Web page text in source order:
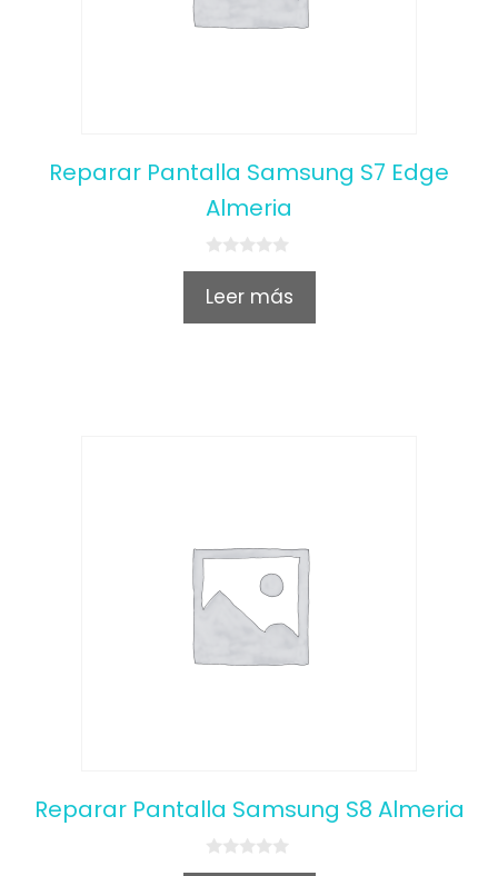
Reparar Pantalla Samsung S7 Edge
Almeria
0
u
Leer más
Reparar Pantalla Samsung S8 Almeria
0